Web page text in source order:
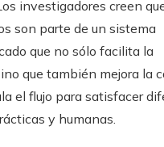
investigadores creen
son parte de un sistema
que no sólo facilita la
que también mejora la
el flujo para satisfacer
y humanas.